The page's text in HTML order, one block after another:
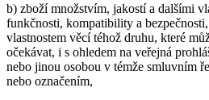
b) zboží množstvím, jakostí a dalšími
funkčnosti, kompatibility a
vlastnostem věcí téhož druhu, které
očekávat, i s ohledem na veřejná
nebo jinou osobou v témže smluvním
nebo označením,